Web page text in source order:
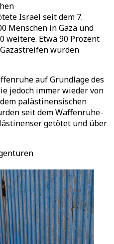
Israel seit dem 7.
Menschen in Gaza und
weitere. Etwa 90 Prozent
wurden
auf Grundlage des
jedoch immer wieder von
palästinensischen
seit dem Waffenruhe-
getötet und über